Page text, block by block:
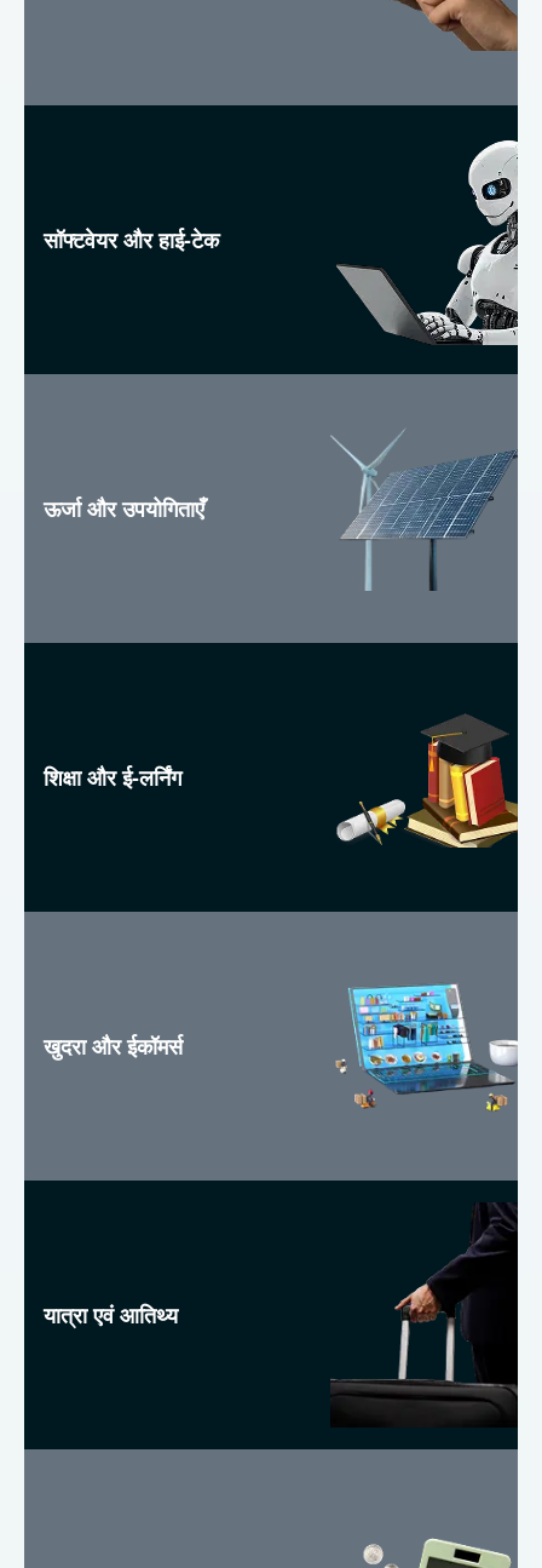
सॉफ्टवेयर और हाई-टेक
ऊर्जा और उपयोगिताएँ
शिक्षा और ई-लर्निंग
खुदरा और ईकॉमर्स
यात्रा एवं आतिथ्य